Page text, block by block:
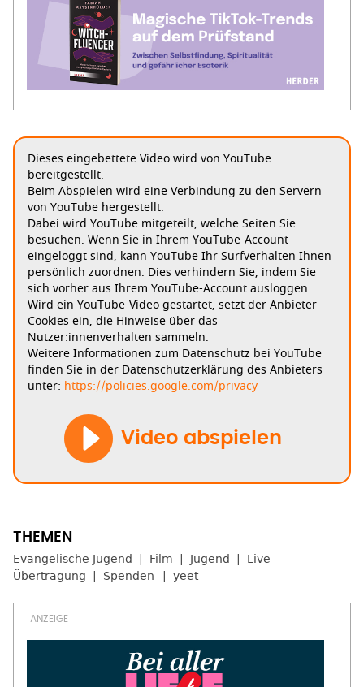
Dieses eingebettete Video wird von YouTube
bereitgestellt.
Beim Abspielen wird eine Verbindung zu den Servern
von YouTube hergestellt.
Dabei wird YouTube mitgeteilt, welche Seiten Sie
besuchen. Wenn Sie in Ihrem YouTube-Account
eingeloggt sind, kann YouTube Ihr Surfverhalten Ihnen
persönlich zuordnen. Dies verhindern Sie, indem Sie
sich vorher aus Ihrem YouTube-Account ausloggen.
Wird ein YouTube-Video gestartet, setzt der Anbieter
Cookies ein, die Hinweise über das
Nutzer:innenverhalten sammeln.
Weitere Informationen zum Datenschutz bei YouTube
finden Sie in der Datenschutzerklärung des Anbieters
unter: https://policies.google.com/privacy
Video abspielen
Evangelische Jugend Film Jugend
Live-
Übertragung
Spenden yeet